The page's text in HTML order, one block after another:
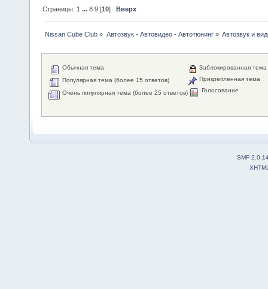
Страницы: 1 ...8 9 [10]Вверх
Nissan Cube Club » Автозвук - Автовидео - Автотюнинг» Автозвук и
Обычная тема
Популярная тема (более 15 ответов)
Очень популярная тема (более 25 ответов)
Заблокированная тема
Прикрепленная тема
Голосование
SMF